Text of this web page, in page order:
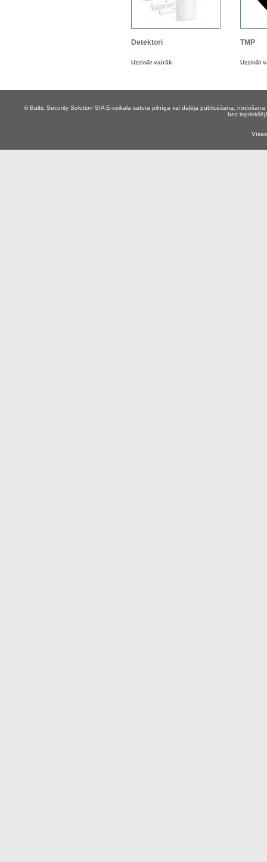
Detektori
Uzzināt vairāk
TMP
Uzzināt
© Baltic Security Solution SIA E-veikala satura pilnīga vai daļēja publicēšana,
bez